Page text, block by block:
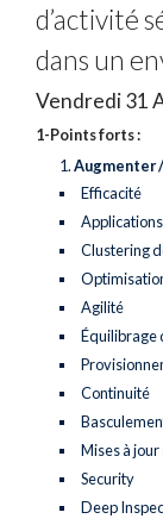
d’activité
dans un
Vendredi 31
1-Points forts :
Augmenter
Efficacité
Clustering
Agilité
Équilibrage
Continuité
Mises à jour
Security
Deep